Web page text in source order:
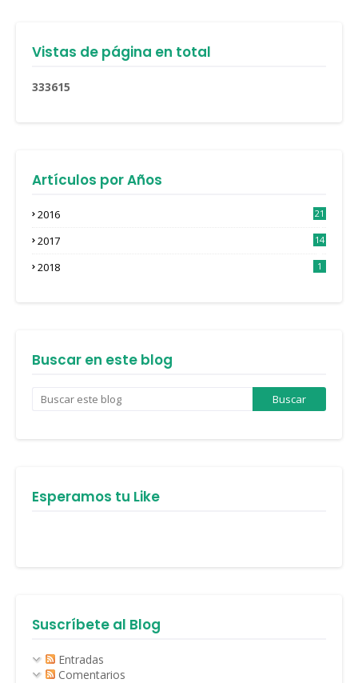
Vistas de página en total
333615
Artículos por Años
2016
21
2017
14
2018 1
Buscar en este blog
Esperamos tu Like
Suscríbete al Blog
Entradas
Comentarios